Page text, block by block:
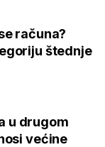
računa?
štednje
u drugom
većine